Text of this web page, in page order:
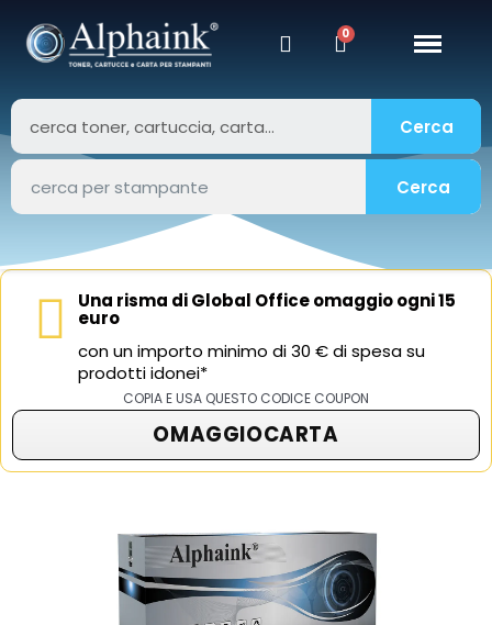
Cerca
Cerca
Una risma di Global Office omaggio ogni 15
euro
con un importo minimo di 30 € di spesa su
prodotti idonei*
COPIA E USA QUESTO CODICE COUPON
OMAGGIOCARTA